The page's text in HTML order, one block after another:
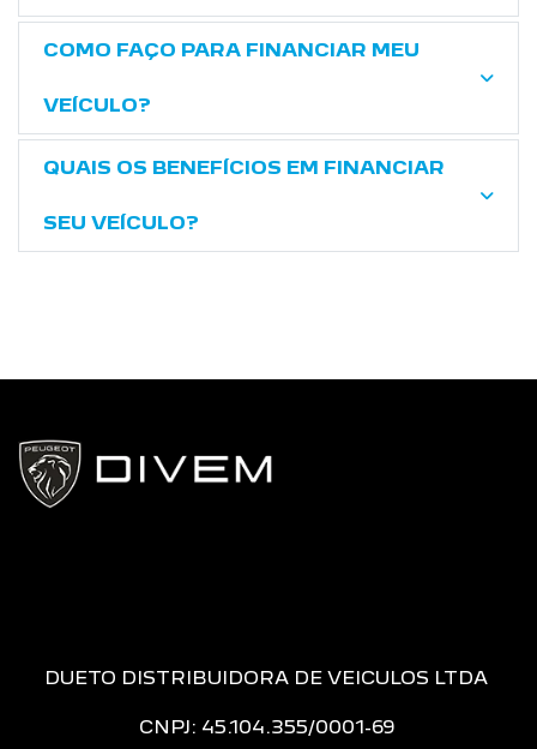
COMO FAÇO PARA FINANCIAR MEU
VEÍCULO?
QUAIS OS BENEFÍCIOS EM FINANCIAR
SEU VEÍCULO?
DUETO DISTRIBUIDORA DE VEICULOS LTDA
CNPJ: 45.104.355/0001-69